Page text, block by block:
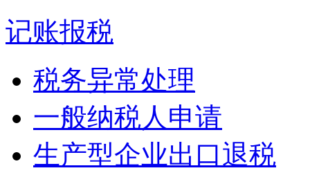
记账报税
税务异常处理
一般纳税人申请
生产型企业出口退税